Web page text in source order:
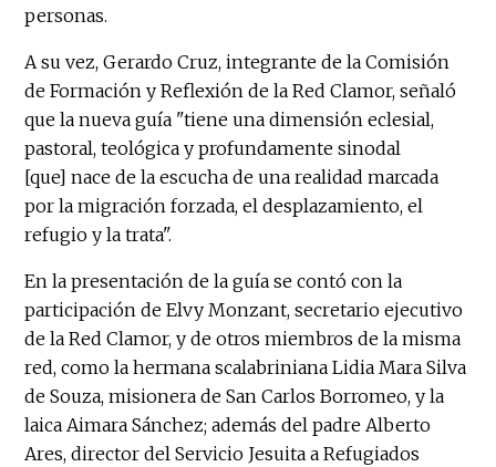
personas.
A su vez, Gerardo Cruz, integrante de la Comisión
de Formación y Reflexión de la Red Clamor, señaló
que la nueva guía "tiene una dimensión eclesial,
pastoral, teológica y profundamente sinodal
[que] nace de la escucha de una realidad marcada
por la migración forzada, el desplazamiento, el
refugio y la trata".
En la presentación de la guía se contó con la
participación de Elvy Monzant, secretario ejecutivo
de la Red Clamor, y de otros miembros de la misma
red, como la hermana scalabriniana Lidia Mara Silva
de Souza, misionera de San Carlos Borromeo, y la
laica Aimara Sánchez; además del padre Alberto
Ares, director del Servicio Jesuita a Refugiados